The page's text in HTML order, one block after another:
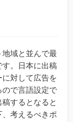
域と並んで最
す。日本に出稿
対して広告を
ので言語設定で
するとなると
考えるべきポ